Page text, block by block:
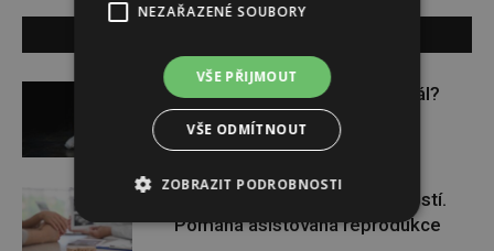
Budou se vraždit malé děti dál?
Těhotenství není samozřejmostí.
Pomáhá asistovaná reprodukce
NEZAŘAZENÉ SOUBORY
VŠE PŘIJMOUT
VŠE ODMÍTNOUT
ZOBRAZIT PODROBNOSTI